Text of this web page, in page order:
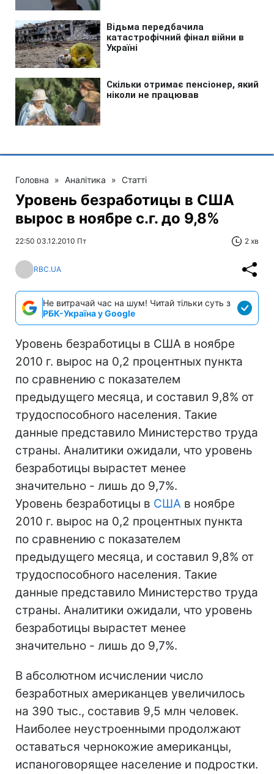
Головна » Аналітика » Статті
Уровень безработицы в США
вырос в ноябре с.г. до 9,8%
22:50 03.12.2010 Пт 2 хв
RBC.UA
Не витрачай час на шум! Читай тільки суть з
РБК-Україна у Google
Уровень безработицы в США в ноябре
2010 г. вырос на 0,2 процентных пункта
по сравнению с показателем
предыдущего месяца, и составил 9,8% от
трудоспособного населения. Такие
данные представило Министерство труда
страны. Аналитики ожидали, что уровень
безработицы вырастет менее
значительно - лишь до 9,7%.
Уровень безработицы в США в ноябре
2010 г. вырос на 0,2 процентных пункта
по сравнению с показателем
предыдущего месяца, и составил 9,8% от
трудоспособного населения. Такие
данные представило Министерство труда
страны. Аналитики ожидали, что уровень
безработицы вырастет менее
значительно - лишь до 9,7%.
В абсолютном исчислении число
безработных американцев увеличилось
на 390 тыс., составив 9,5 млн человек.
Наиболее неустроенными продолжают
оставаться чернокожие американцы,
испаноговорящее население и подростки.